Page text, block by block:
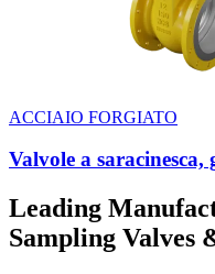
ACCIAIO FORGIATO
Valvole a saracinesca,
Leading
Sampling Valves